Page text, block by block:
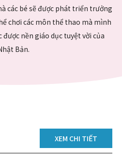
các bé sẽ được phát triển trưởng
chơi các môn thể thao mà mình
được nền giáo dục tuyệt vời của
Bản.
XEM CHI TIẾT